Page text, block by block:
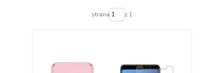
strana z 1